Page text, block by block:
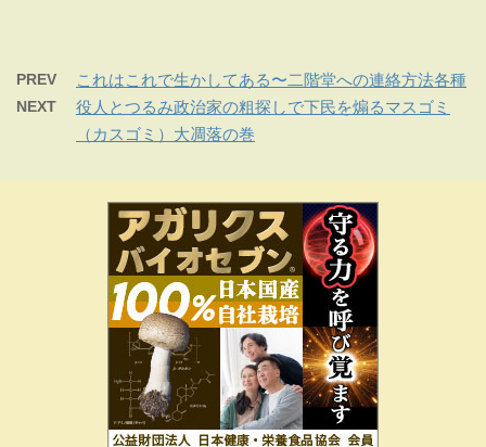
PREV これはこれで生かしてある〜二階堂への連絡方法各種
NEXT
役人とつるみ政治家の粗探しで下民を煽るマスゴミ
（カスゴミ）大凋落の巻